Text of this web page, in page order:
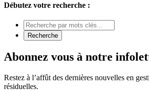
Débutez votre recherche :
Abonnez vous à notre
Restez à l’affût des dernières nouvelles en
résiduelles.